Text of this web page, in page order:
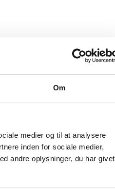
Om
medier og til at analysere
inden for sociale medier,
andre oplysninger, du har givet